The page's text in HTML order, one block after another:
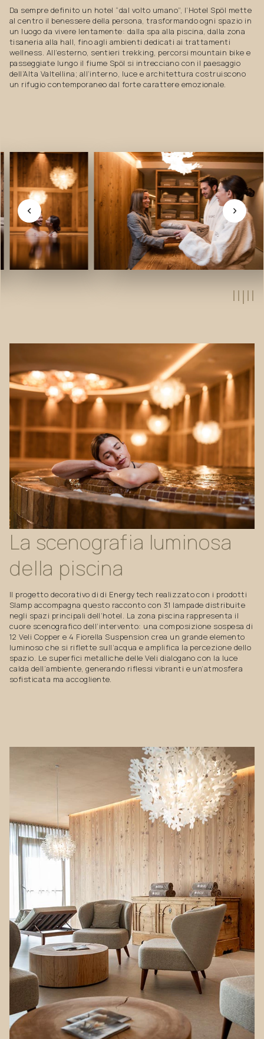
Da sempre definito un hotel “dal volto umano”, l’Hotel Spöl mette
al centro il benessere della persona, trasformando ogni spazio in
un luogo da vivere lentamente: dalla spa alla piscina, dalla zona
tisaneria alla hall, fino agli ambienti dedicati ai trattamenti
wellness. All’esterno, sentieri trekking, percorsi mountain bike e
passeggiate lungo il fiume Spöl si intrecciano con il paesaggio
dell’Alta Valtellina; all’interno, luce e architettura costruiscono
un rifugio contemporaneo dal forte carattere emozionale.
La scenografia luminosa
della piscina
Il progetto decorativo di di Energytech realizzato con i prodotti
Slamp accompagna questo racconto con 31 lampade distribuite
negli spazi principali dell’hotel. La zona piscina rappresenta il
cuore scenografico dell’intervento: una composizione sospesa di
12 Veli Copper e 4 Fiorella Suspension crea un grande elemento
luminoso che si riflette sull’acqua e amplifica la percezione dello
spazio. Le superfici metalliche delle Veli dialogano con la luce
calda dell’ambiente, generando riflessi vibranti e un’atmosfera
sofisticata ma accogliente.